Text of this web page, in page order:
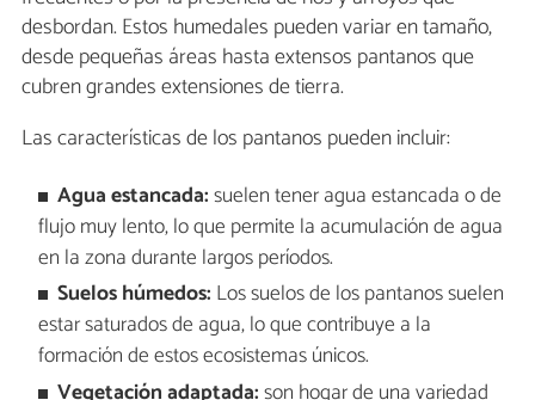
desbordan. Estos humedales pueden variar en tamaño,
desde pequeñas áreas hasta extensos pantanos que
cubren grandes extensiones de tierra.
Las características de los pantanos pueden incluir:
Agua estancada:suelen tener agua estancada o de
flujo muy lento, lo que permite la acumulación de agua
en la zona durante largos períodos.
Suelos húmedos: Los suelos de los pantanos suelen
estar saturados de agua, lo que contribuye a la
formación de estos ecosistemas únicos.
Vegetación adaptada:son hogar de una variedad